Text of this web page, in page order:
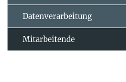
Datenverarbeitung
Mitarbeitende